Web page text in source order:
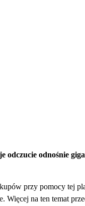
odnośnie
przy pomocy tej
na ten temat